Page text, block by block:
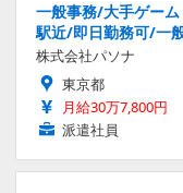
一般事務/大手ゲー
駅近/即日勤務可/一
株式会社パソナ
東京都
月給30万7,800円
派遣社員